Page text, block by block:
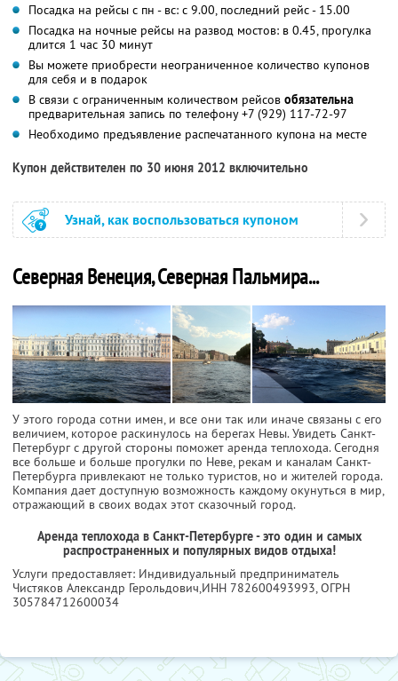
Посадка на рейсы с пн - вс: с 9.00, последний рейс - 15.00
Посадка на ночные рейсы на развод мостов: в 0.45, прогулка
длится 1 час 30 минут
Вы можете приобрести неограниченное количество купонов
для себя и в подарок
В связи с ограниченным количеством рейсов обязательна
предварительная запись по телефону +7 (929) 117-72-97
Необходимо предъявление распечатанного купона на месте
Купон действителен по 30 июня 2012 включительно
Узнай, как воспользоваться купоном
Северная Венеция, Северная Пальмира...
У этого города сотни имен, и все они так или иначе связаны с его
величием, которое раскинулось на берегах Невы. Увидеть Санкт-
Петербург с другой стороны поможет аренда теплохода. Сегодня
все больше и больше прогулки по Неве, рекам и каналам Санкт-
Петербурга привлекают не только туристов, но и жителей города.
Компания дает доступную возможность каждому окунуться в мир,
отражающий в своих водах этот сказочный город.
Аренда теплохода в Санкт-Петербурге - это один и самых
распространенных и популярных видов отдыха!
Услуги предоставляет: Индивидуальный предприниматель
Чистяков Александр Герольдович, ИНН 782600493993 , ОГРН
305784712600034